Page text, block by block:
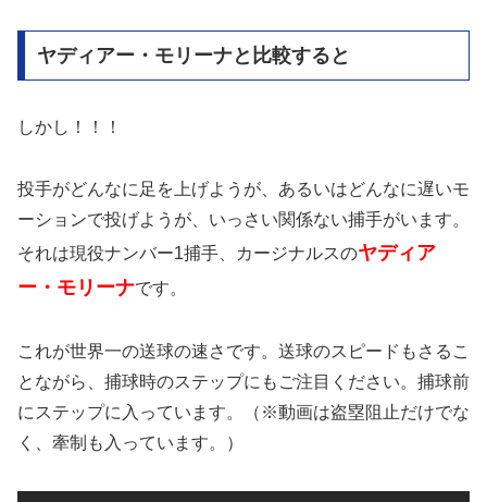
ヤディアー・モリーナと比較すると
しかし！！！
投手がどんなに足を上げようが、あるいはどんなに遅いモ
ーションで投げようが、いっさい関係ない捕手がいます。
それは現役ナンバー1捕手、カージナルスのヤディア
ー・モリーナです。
これが世界一の送球の速さです。送球のスピードもさるこ
とながら、捕球時のステップにもご注目ください。捕球前
にステップに入っています。（※動画は盗塁阻止だけでな
く、牽制も入っています。）